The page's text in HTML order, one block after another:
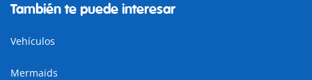
También te puede interesar
Vehículos
Mermaids